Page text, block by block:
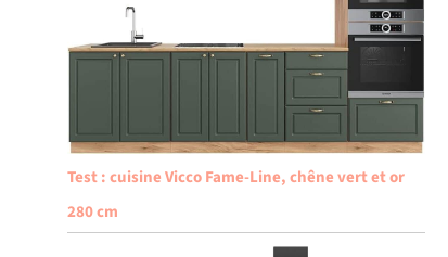
Test : cuisine Vicco Fame-Line, chêne vert et or
280 cm